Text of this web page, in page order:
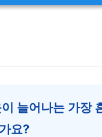
늘어나는 가장
요?